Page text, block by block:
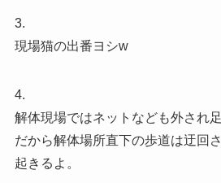
3.
現場猫の出番ヨシw
4.
解体現場ではネットなども外され
だから解体場所直下の歩道は迂回
起きるよ。